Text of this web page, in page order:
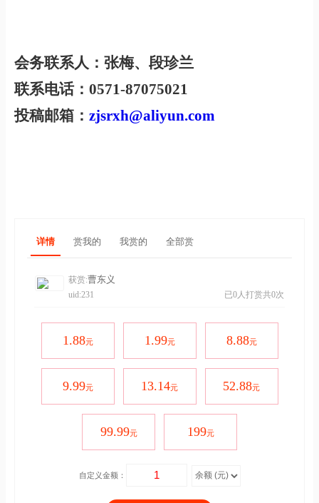
会务联系人：张梅、段珍兰
联系电话：0571-87075021
投稿邮箱： zjsrxh@aliyun.com
详情 赏我的 我赏的 全部赏
获赏:曹东义
已0人打赏共0次
uid:231
1.88元 1.99元 8.88元
9.99元 13.14元 52.88元
99.99元 199元
自定义金额：